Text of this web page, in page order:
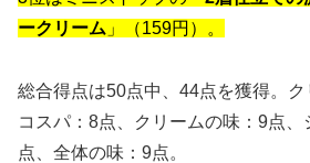
ークリーム 」（159円）。
総合得点は50点中、44点を獲得。ク
コスパ：8点、クリームの味：9点
点、全体の味：9点。